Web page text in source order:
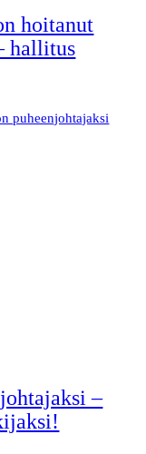
hoitanut
hallitus
–